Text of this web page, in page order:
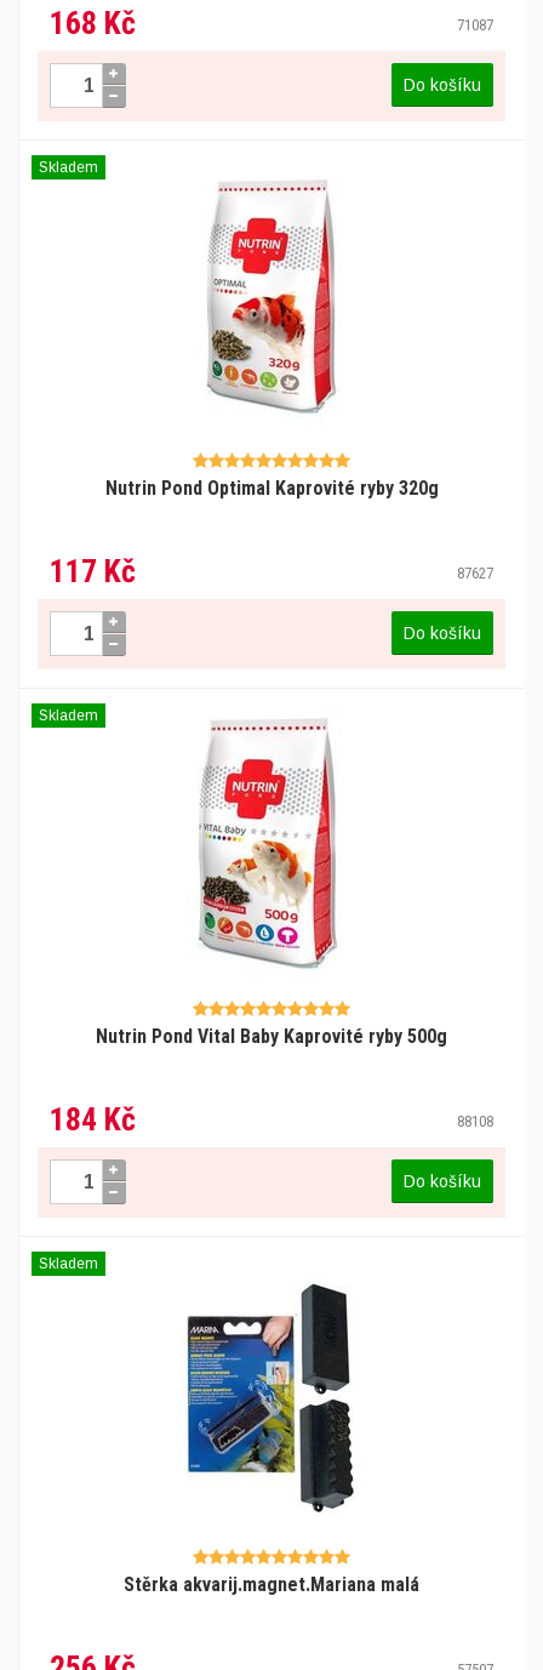
168 Kč 71087
Do košíku
Nutrin Pond Optimal Kaprovité ryby 320g
117 Kč 87627
Skladem
Do košíku
Nutrin Pond Vital Baby Kaprovité ryby 500g
184 Kč 88108
Skladem
Do košíku
Stěrka akvarij.magnet.Mariana malá
Skladem